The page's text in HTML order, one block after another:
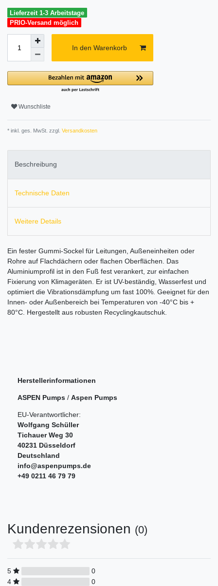
Lieferzeit 1-3 Arbeitstage
PRIO-Versand möglich
In den Warenkorb
Wunschliste
* inkl. ges. MwSt. zzgl. Versandkosten
Beschreibung
Technische Daten
Weitere Details
Ein fester Gummi-Sockel für Leitungen, Außeneinheiten oder
Rohre auf Flachdächern oder flachen Oberflächen. Das
Aluminiumprofil ist in den Fuß fest verankert, zur einfachen
Fixierung von Klimageräten. Er ist UV-beständig, Wasserfest und
optimiert die Vibrationsdämpfung um fast 100%. Geeignet für den
Innen- oder Außenbereich bei Temperaturen von -40°C bis +
80°C. Hergestellt aus robusten Recyclingkautschuk.
Herstellerinformationen
ASPEN Pumps / Aspen Pumps
EU-Verantwortlicher:
Wolfgang Schüller
Tichauer Weg 30
40231 Düsseldorf
Deutschland
info@aspenpumps.de
+49 0211 46 79 79
Kundenrezensionen (0)
5
0
4
0